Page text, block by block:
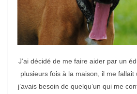
J’ai décidé de me faire aider par un
plusieurs fois à la maison, il me fallait
j’avais besoin de quelqu’un qui me